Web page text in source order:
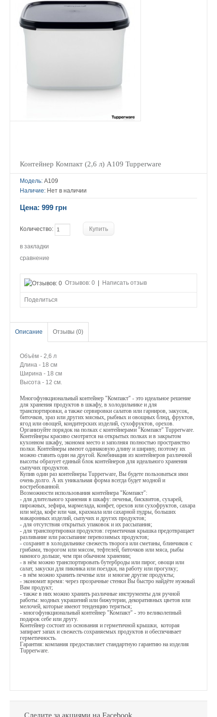
Контейнер Компакт (2,6 л) А109 Tupperware
Модель: А109
Наличие: Нет в наличии
Цена: 999 грн
Количество:
в закладки
сравнение
Отзывов: 0 Написать отзыв
Поделиться
Описание Отзывы (0)
Объём - 2,6 л
Длина - 18 см
Ширина - 18 см
Высота - 12 см.
Многофункциональный контейнер "Компакт" - это идеальное решение
для хранения продуктов в шкафу, в холодильнике и для
транспортировки, а также сервировки салатов или гарниров, закусок,
биточков, зраз или других мясных, рыбных и овощных блюд, фруктов,
ягод или овощей, кондитерских изделий, сухофруктов, орехов.
Организуйте порядок на полках с контейнерами "Компакт" Tupperware.
Контейнеры красиво смотрятся на открытых полках и в закрытом
кухонном шкафу, экономя место и заполняя полностью пространство
полки. Контейнеры имеют одинаковую длину и ширину, поэтому их
можно ставить один на другой. Комбинация из контейнеров различной
высоты образует единый блок контейнеров для идеального хранения
сыпучих продуктов.
Купив один раз контейнеры Tupperware, Вы будете пользоваться ими
очень долго. А их уникальная форма всегда будет модной и
востребованной.
Возможности использования контейнера "Компакт":
- для длительного хранения в шкафу: печенья, бисквитов, сухарей,
пирожных, зефира, мармелада, конфет, орехов или сухофруктов, сахара
или мёда, кофе или чая, крахмала или сахарной пудры, больших
макаронных изделий, сыпучих и других продуктов;
- для отсутствия открытых упаковок и их рассыпания;
- для транспортировки продуктов: герметичная крышка предотвращает
разливание или рассыпание перевозимых продуктов;
- сохранит в холодильнике свежесть творога или сметаны, блинчиков с
грибами, творогом или мясом, тефтелей, биточков или мяса, рыбы
намного дольше, чем при обычном хранении;
- в нём можно транспортировать бутерброды или пирог, овощи или
салат, закуски для пикника или поездки, на работу или прогулку;
- в нём можно хранить печенье или и многие другие продукты;
- экономит время: через прозрачные стенки Вы быстро найдёте нужный
Вам продукт;
- также в них можно хранить различные инструменты для ручной
работы: модных украшений или бижутерии, декоративных цветов или
мелочей, которые имеют тенденцию теряться;
- многофункциональный контейнер "Компакт" - это великолепный
подарок себе или другу.
Контейнер состоит из основания и герметичной крышки, которая
запирает запах и свежесть сохраняемых продуктов и обеспечивает
герметичность.
Гарантия: компания предоставляет стандартную гарантию на изделия
Tupperware.